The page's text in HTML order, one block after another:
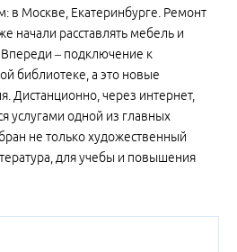
в Москве, Екатеринбурге. Ремонт
начали расставлять мебель и
Впереди – подключение к
библиотеке, а это новые
Дистанционно, через интернет,
услугами одной из главных
не только художественный
для учебы и повышения